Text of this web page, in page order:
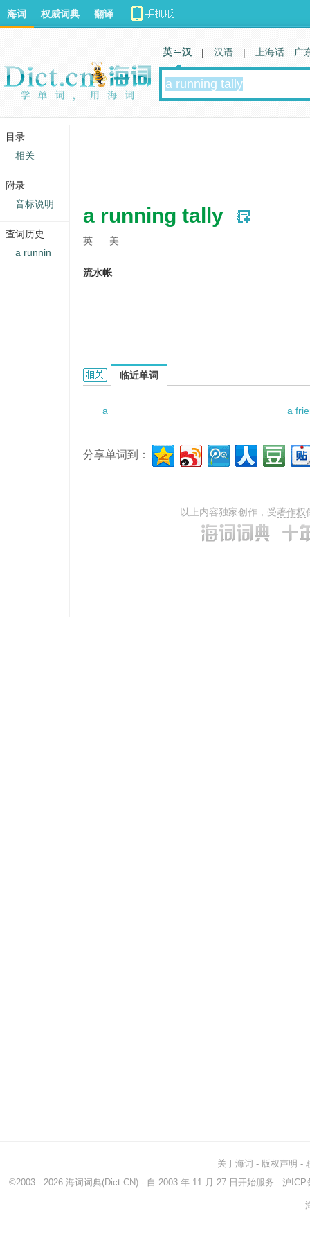
a running tally
英 美
流水帐
a running tally的相关资料：
临近单词
a a
分享单词到：
以上内容独家创作，受著作权
海词 权威词典 翻译
英 汉 | 汉语 | 上海话 广
关于海词 - 版权声明 -
©2003 - 2026 海词词典(Dict.CN) - 自 2003 年 11 月 27 日开始服务 沪ICP
目录
相关
附录
音标说明
查词历史
a runnin